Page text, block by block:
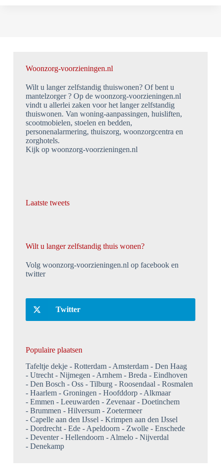
Woonzorg-voorzieningen.nl
Wilt u langer zelfstandig thuiswonen? Of bent u
mantelzorger ? Op de woonzorg-voorzieningen.nl
vindt u allerlei zaken voor het langer zelfstandig
thuiswonen. Van woning-aanpassingen, huisliften,
scootmobielen, stoelen en bedden,
personenalarmering, thuiszorg, woonzorgcentra en
zorghotels.
Kijk op woonzorg-voorzieningen.nl
Laatste tweets
Wilt u langer zelfstandig thuis wonen?
Volg woonzorg-voorzieningen.nl op facebook en
twitter
Twitter
Populaire plaatsen
Tafeltje dekje
Rotterdam Amsterdam
Den Haag
Utrecht
Nijmegen Arnhem Breda
Eindhoven
Den Bosch
Oss Tilburg Roosendaal
Rosmalen
Haarlem
Groningen Hoofddorp
Alkmaar
Emmen
Leeuwarden Zevenaar
Doetinchem
Brummen
Hilversum
Zoetermeer
Capelle aan den IJssel
Krimpen aan den IJssel
Dordrecht
Ede Apeldoorn Zwolle
Enschede
Deventer
Hellendoorn Almelo
Nijverdal
Denekamp